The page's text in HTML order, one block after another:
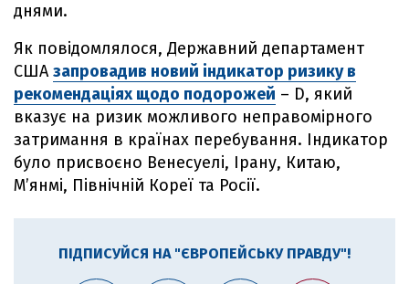
днями.
Як повідомлялося, Державний департамент
США запровадив новий індикатор ризику в
рекомендаціях щодо подорожей – D, який
вказує на ризик можливого неправомірного
затримання в країнах перебування. Індикатор
було присвоєно Венесуелі, Ірану, Китаю,
М’янмі, Північній Кореї та Росії.
ПІДПИСУЙСЯ НА "ЄВРОПЕЙСЬКУ ПРАВДУ"!